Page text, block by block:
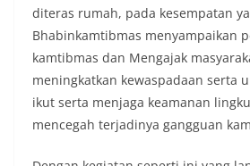
diteras rumah, pada kesempatan
Bhabinkamtibmas menyampaikan
kamtibmas dan Mengajak
meningkatkan kewaspadaan serta
ikut serta menjaga keamanan
mencegah terjadinya gangguan